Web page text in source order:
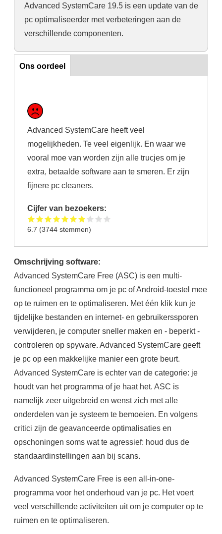
Advanced SystemCare 19.5 is een update van de
pc optimaliseerder met verbeteringen aan de
verschillende componenten.
Ons oordeel
Ons oordeel
Advanced SystemCare heeft veel
mogelijkheden. Te veel eigenlijk. En waar we
vooral moe van worden zijn alle trucjes om je
extra, betaalde software aan te smeren. Er zijn
fijnere pc cleaners.
Cijfer van bezoekers:
6.7 (3744 stemmen)
Omschrijving software:
Advanced SystemCare Free (ASC) is een multi-
functioneel programma om je pc of Android-toestel mee
op te ruimen en te optimaliseren. Met één klik kun je
tijdelijke bestanden en internet- en gebruikerssporen
verwijderen, je computer sneller maken en - beperkt -
controleren op spyware. Advanced SystemCare geeft
je pc op een makkelijke manier een grote beurt.
Advanced SystemCare is echter van de categorie: je
houdt van het programma of je haat het. ASC is
namelijk zeer uitgebreid en wenst zich met alle
onderdelen van je systeem te bemoeien. En volgens
critici zijn de geavanceerde optimalisaties en
opschoningen soms wat te agressief: houd dus de
standaardinstellingen aan bij scans.
Advanced SystemCare Free is een all-in-one-
programma voor het onderhoud van je pc. Het voert
veel verschillende activiteiten uit om je computer op te
ruimen en te optimaliseren.